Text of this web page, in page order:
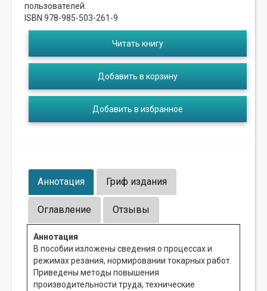
пользователей.
ISBN 978-985-503-261-9
Читать книгу
Добавить в корзину
Добавить в избранное
Аннотация Гриф издания
Оглавление Отзывы
Аннотация
В пособии изложены сведения о процессах и
режимах резания, нормировании токарных работ.
Приведены методы повышения
производительности труда, технические